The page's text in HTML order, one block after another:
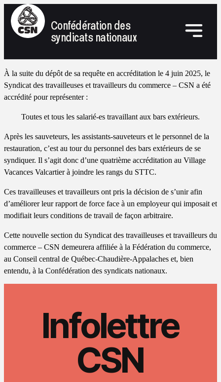
Confédération des
syndicats nationaux
À la suite du dépôt de sa requête en accréditation le 4 juin 2025, le
Syndicat des travailleuses et travailleurs du commerce – CSN a été
accrédité pour représenter :
Toutes et tous les salarié-es travaillant aux bars extérieurs.
Après les sauveteurs, les assistants-sauveteurs et le personnel de la
restauration, c’est au tour du personnel des bars extérieurs de se
syndiquer. Il s’agit donc d’une quatrième accréditation au Village
Vacances Valcartier à joindre les rangs du STTC.
Ces travailleuses et travailleurs ont pris la décision de s’unir afin
d’améliorer leur rapport de force face à un employeur qui imposait et
modifiait leurs conditions de travail de façon arbitraire.
Cette nouvelle section du Syndicat des travailleuses et travailleurs du
commerce – CSN demeurera affiliée à la Fédération du commerce,
au Conseil central de Québec-Chaudière-Appalaches et, bien
entendu, à la Confédération des syndicats nationaux.
Infolettre
CSN